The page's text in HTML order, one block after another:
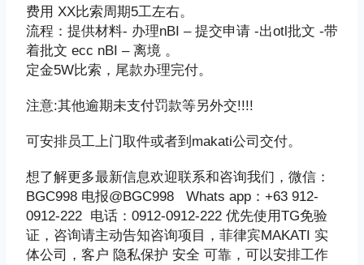
费用 XX比索周期5工左右。
流程：提供材料- 办理nBI – 提交申请 -出otl批文 -带
着批文 ecc nBI – 离境 。
定金5W比索，尾款办理完付。
注意:其他逾期未支付罚款等另外交!!!!
可安排员工上门取件或者到makati公司交付。
想了解更多最新信息欢迎联系和咨询我们，微信：
BGC998 电报@BGC998 Whats app：+63 912-
0912-222 电话：0912-0912-222 优先使用TG免验
证，咨询请主动告知咨询项目，菲律宾MAKATI 实
体公司，客户 隐私保护 安全 可靠，可以安排工作